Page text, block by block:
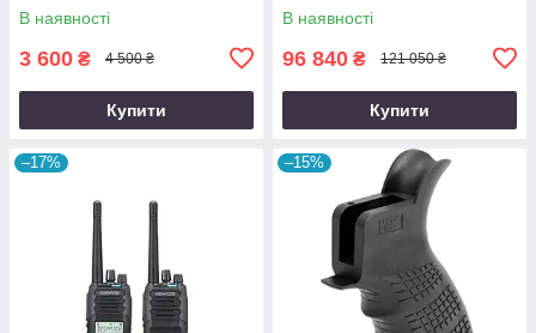
В наявності
3 600 ₴ 4 500 ₴
Купити
В наявності
96 840 ₴ 121 050 ₴
Купити
–17% –15%